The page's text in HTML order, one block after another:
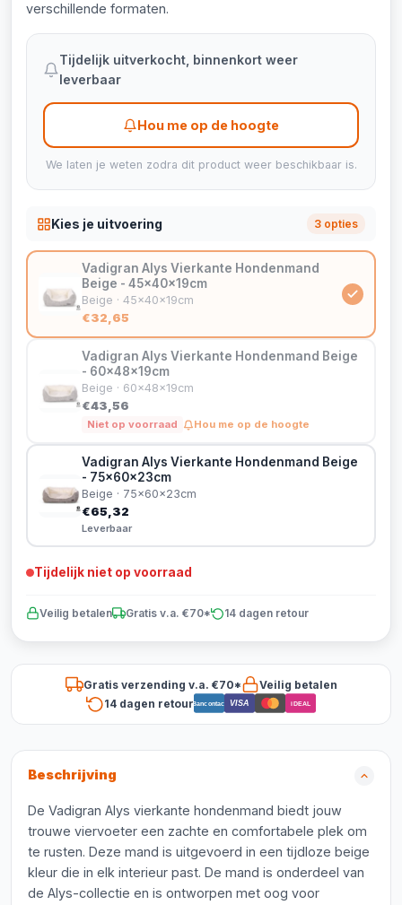
verschillende formaten.
Tijdelijk uitverkocht, binnenkort weer
leverbaar
Hou me op de hoogte
We laten je weten zodra dit product weer beschikbaar is.
Kies je uitvoering 3 opties
Vadigran Alys Vierkante Hondenmand
Beige - 45x40x19cm
Beige · 45x40x19cm
€32,65
Vadigran Alys Vierkante Hondenmand Beige
- 60x48x19cm
Beige · 60x48x19cm
€43,56
Niet op voorraad Hou me op de hoogte
Vadigran Alys Vierkante Hondenmand Beige
- 75x60x23cm
Beige · 75x60x23cm
€65,32
Leverbaar
Tijdelijk niet op voorraad
Veilig betalen Gratis v.a. €70* 14 dagen retour
Gratis verzending v.a. €70*
Veilig betalen
14 dagen retourBancontact VISA iDEAL
Beschrijving
De Vadigran Alys vierkante hondenmand biedt jouw
trouwe viervoeter een zachte en comfortabele plek om
te rusten. Deze mand is uitgevoerd in een tijdloze beige
kleur die in elk interieur past. De mand is onderdeel van
de Alys-collectie en is ontworpen met oog voor